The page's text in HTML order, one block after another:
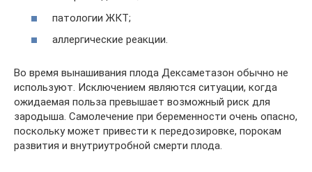
патологии ЖКТ;
аллергические реакции.
Во время вынашивания плода Дексаметазон обычно не
используют. Исключением являются ситуации, когда
ожидаемая польза превышает возможный риск для
зародыша. Самолечение при беременности очень опасно,
поскольку может привести к передозировке, порокам
развития и внутриутробной смерти плода.